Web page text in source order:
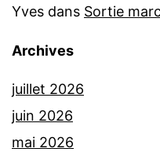
Yves dans Sortie
Archives
juillet 2026
juin 2026
mai 2026